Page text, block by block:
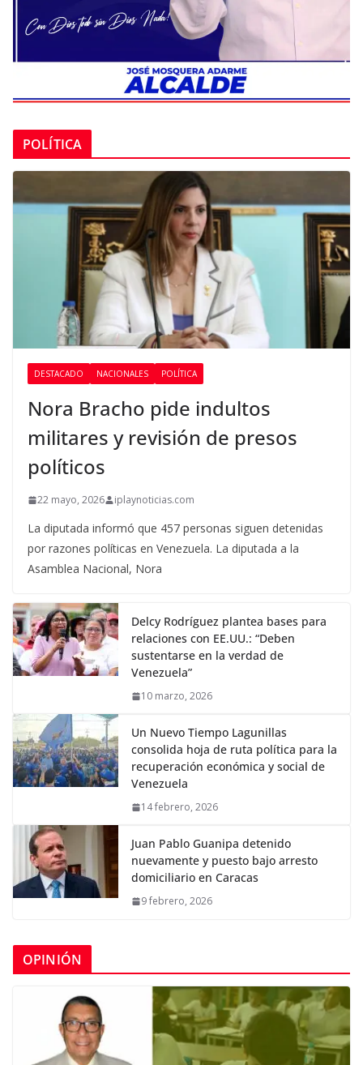
POLÍTICA
DESTACADO NACIONALES POLÍTICA
Nora Bracho pide indultos
militares y revisión de presos
políticos
22 mayo, 2026 iplaynoticias.com
La diputada informó que 457 personas siguen detenidas
por razones políticas en Venezuela. La diputada a la
Asamblea Nacional, Nora
Delcy Rodríguez plantea bases para
relaciones con EE.UU.: “Deben
sustentarse en la verdad de
Venezuela”
10 marzo, 2026
Un Nuevo Tiempo Lagunillas
consolida hoja de ruta política para la
recuperación económica y social de
Venezuela
14 febrero, 2026
Juan Pablo Guanipa detenido
nuevamente y puesto bajo arresto
domiciliario en Caracas
9 febrero, 2026
OPINIÓN